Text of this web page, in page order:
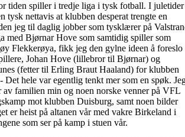
tiden spiller i tredje liga i tysk fotball. I juletider
tysk nettavis at klubben desperat trengte en
jeg til daglig jobber som tysklærer på
med Bjørnar Hove som samtidig spiller som
Flekkerøya, fikk jeg den gylne ideen å foreslo
Johan Hove (lillebror til Bjørnar) og
(fetter til Erling Braut Haaland) for klubben
hele var egentlig tenkt mer som en spøk.
av familien min og noen norske venner på VFL
mot klubben Duisburg, samt noen bilder
er heist på altanen vår med vakre Birkeland i
som ser på kamp i stuen vår.